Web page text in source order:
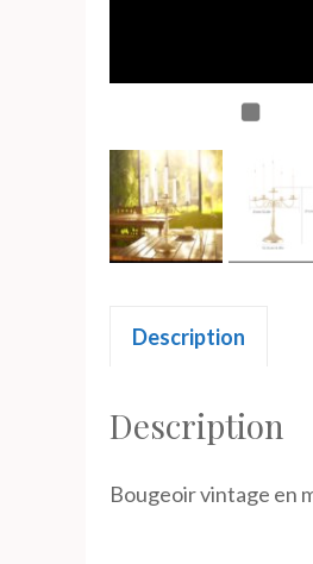
Description
Description
Bougeoir vintage en